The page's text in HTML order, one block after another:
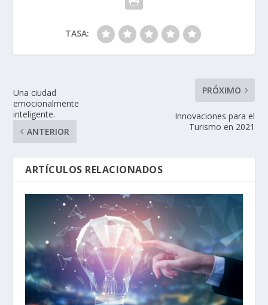
TASA:
Una ciudad
emocionalmente
inteligente.
ANTERIOR
PRÓXIMO
Innovaciones para el
Turismo en 2021
ARTÍCULOS RELACIONADOS